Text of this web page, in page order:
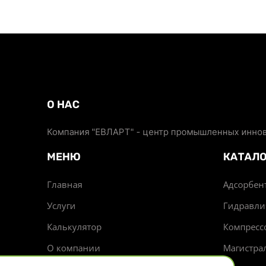
О НАС
Компания "ЕВЛАРТ" - центр промышленных
МЕНЮ
Главная
Услуги
Калькулятор
О компании